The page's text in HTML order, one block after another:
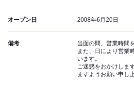
オープン日 2008年6月20日
備考
当面の間、営業時間
また、日により営業
います。
ご迷惑をおかけしま
ますようお願い申し